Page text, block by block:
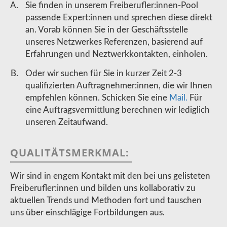
Sie finden in unserem Freiberufler:innen-Pool
passende Expert:innen und sprechen diese direkt
an. Vorab können Sie in der Geschäftsstelle
unseres Netzwerkes Referenzen, basierend auf
Erfahrungen und Neztwerkkontakten, einholen.
Oder wir suchen für Sie in kurzer Zeit 2-3
qualifizierten Auftragnehmer:innen, die wir Ihnen
empfehlen können. Schicken Sie eine Mail. Für
eine Auftragsvermittlung berechnen wir lediglich
unseren Zeitaufwand.
QUALITÄTSMERKMAL:
Wir sind in engem Kontakt mit den bei uns gelisteten
Freiberufler:innen und bilden uns kollaborativ zu
aktuellen Trends und Methoden fort und tauschen
uns über einschlägige Fortbildungen aus.